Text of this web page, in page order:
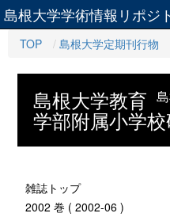
島根大学学術情報リポジ
TOP 島根大学定期刊行物
島根大学教育
学部附属小学
雑誌トップ
2002 巻 ( 2002-06 )